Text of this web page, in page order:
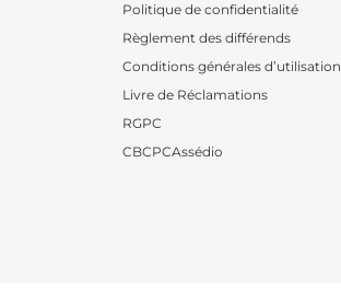
Politique de confidentialité
Règlement des différends
Conditions générales d’utilisation
Livre de Réclamations
RGPC
CBCPCAssédio